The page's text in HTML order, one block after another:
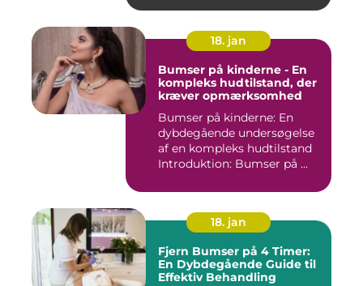
18. jan
Bumser på kinderne - En
kompleks hudtilstand, der
kræver opmærksomhed
Bumser på kinderne: En
dybdegående undersøgelse
af en kompleks hudtilstand
Introduktion: Bumser på ...
18. jan
Fjern Bumser på 4 Timer:
En Dybdegående Guide til
Effektiv Behandling